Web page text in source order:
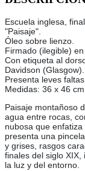
Escuela inglesa,
"Paisaje".
Óleo sobre lienzo.
Firmado (ilegible)
Con etiqueta al
Davidson (Glasgow).
Presenta leves
Medidas: 36 x 46
Paisaje montañoso
agua entre rocas,
nubosa que
presenta una
y grises, rasgos
finales del siglo
la luz y del entorno.